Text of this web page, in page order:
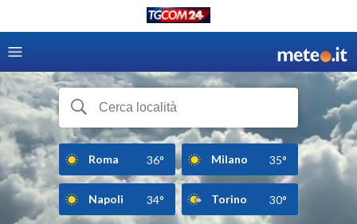
Roma 36° Milano 35°
Napoli 34° Torino 30°